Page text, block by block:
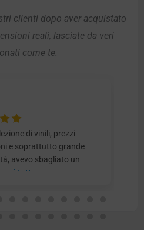
clienti dopo aver acquistato
reali, lasciate da veri
come te.
di vinili, prezzi
e soprattutto grande
avevo sbagliato un
tutto